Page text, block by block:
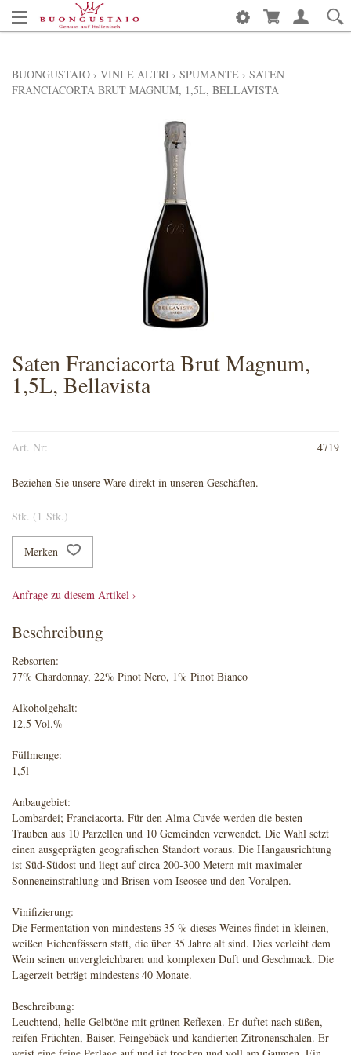
BUONGUSTAIO › VINI E ALTRI › SPUMANTE › SATEN
FRANCIACORTA BRUT MAGNUM, 1,5L, BELLAVISTA
Saten Franciacorta Brut Magnum,
1,5L, Bellavista
Art. Nr: 4719
Beziehen Sie unsere Ware direkt in unseren Geschäften.
Stk. (1 Stk.)
Merken
Anfrage zu diesem Artikel ›
Beschreibung
Rebsorten:
77% Chardonnay, 22% Pinot Nero, 1% Pinot Bianco
Alkoholgehalt:
12,5 Vol.%
Füllmenge:
1,5l
Anbaugebiet:
Lombardei; Franciacorta. Für den Alma Cuvée werden die besten
Trauben aus 10 Parzellen und 10 Gemeinden verwendet. Die Wahl setzt
einen ausgeprägten geografischen Standort voraus. Die Hangausrichtung
ist Süd-Südost und liegt auf circa 200-300 Metern mit maximaler
Sonneneinstrahlung und Brisen vom Iseosee und den Voralpen.
Vinifizierung:
Die Fermentation von mindestens 35 % dieses Weines findet in kleinen,
weißen Eichenfässern statt, die über 35 Jahre alt sind. Dies verleiht dem
Wein seinen unvergleichbaren und komplexen Duft und Geschmack. Die
Lagerzeit beträgt mindestens 40 Monate.
Beschreibung:
Leuchtend, helle Gelbtöne mit grünen Reflexen. Er duftet nach süßen,
reifen Früchten, Baiser, Feingebäck und kandierten Zitronenschalen. Er